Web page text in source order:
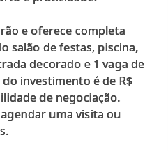
e oferece completa
salão de festas, piscina,
decorado e 1 vaga de
investimento é de R$
de negociação.
uma visita ou